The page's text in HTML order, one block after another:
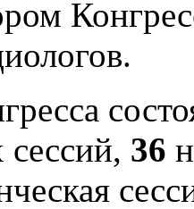
сессий, 36